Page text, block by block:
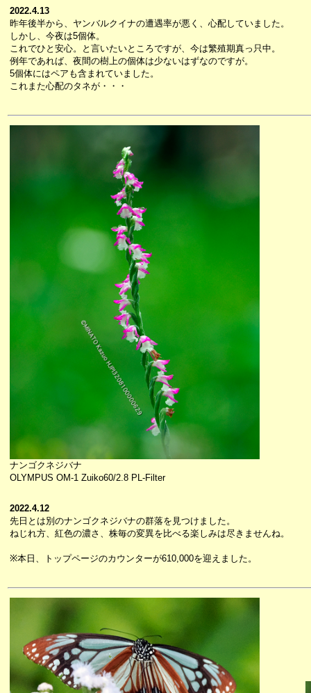
2022.4.13
昨年後半から、ヤンバルクイナの遭遇率が悪く、心配していました。
しかし、今夜は5個体。
これでひと安心。と言いたいところですが、今は繁殖期真っ只中。
例年であれば、夜間の樹上の個体は少ないはずなのですが。
5個体にはペアも含まれていました。
これまた心配のタネが・・・
ナンゴクネジバナ
OLYMPUS OM-1 Zuiko60/2.8 PL-Filter
2022.4.12
先日とは別のナンゴクネジバナの群落を見つけました。
ねじれ方、紅色の濃さ、株毎の変異を比べる楽しみは尽きませんね。
※本日、トップページのカウンターが610,000を迎えました。